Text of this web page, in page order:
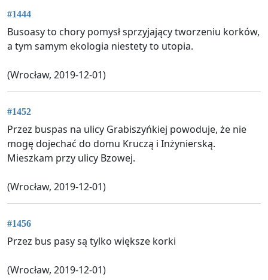
#1444
Busoasy to chory pomysł sprzyjający tworzeniu korków,
a tym samym ekologia niestety to utopia.
(Wrocław, 2019-12-01)
#1452
Przez buspas na ulicy Grabiszyńkiej powoduje, że nie
mogę dojechać do domu Kruczą i Inżynierską.
Mieszkam przy ulicy Bzowej.
(Wrocław, 2019-12-01)
#1456
Przez bus pasy są tylko większe korki
(Wrocław, 2019-12-01)